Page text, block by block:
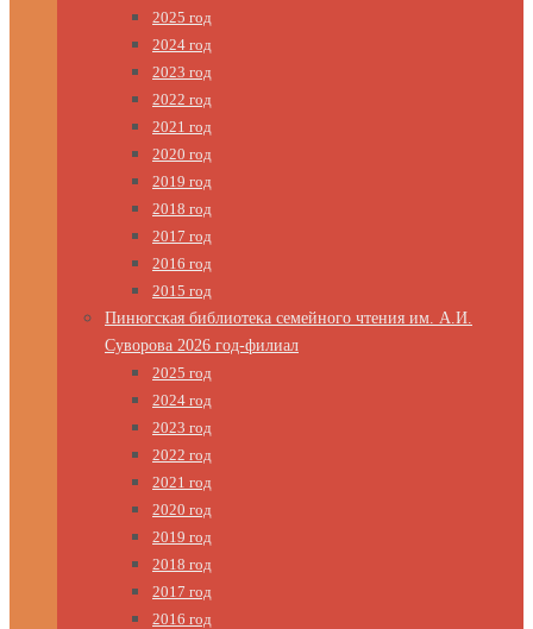
2025 год
2024 год
2023 год
2022 год
2021 год
2020 год
2019 год
2018 год
2017 год
2016 год
2015 год
Пинюгская библиотека семейного чтения им. А.И.
Суворова 2026 год-филиал
2025 год
2024 год
2023 год
2022 год
2021 год
2020 год
2019 год
2018 год
2017 год
2016 год